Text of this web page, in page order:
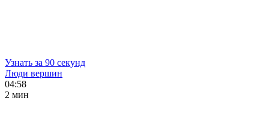
Узнать за 90 секунд
Люди вершин
04:58
2 мин